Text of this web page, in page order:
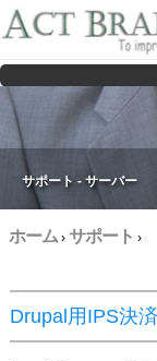
Drupalサイトの制作・保
ださい
サポート - サーバー
ホーム› サポート ›
Drupal用IPS決